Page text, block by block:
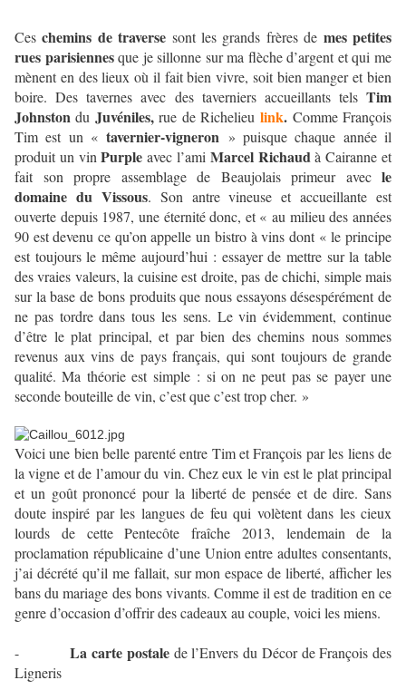
Ceschemins de traverse sont les grands frères de mes petites
rues parisiennesque je sillonne sur ma flèche d’argent et qui me
mènent en des lieux où il fait bien vivre, soit bien manger et bien
boire. Des tavernes avec des taverniers accueillants tels Tim
Johnston du Juvéniles,rue de Richelieulink. Comme François
Tim est un «tavernier-vigneron » puisque chaque année il
produit un vinPurple avec l’ami Marcel Richaud à Cairanne et
fait son propre assemblage de Beaujolais primeur avec le
domaine du Vissous. Son antre vineuse et accueillante est
ouverte depuis 1987, une éternité donc, et « au milieu des années
90 est devenu ce qu’on appelle un bistro à vins dont « le principe
est toujours le même aujourd’hui : essayer de mettre sur la table
des vraies valeurs, la cuisine est droite, pas de chichi, simple mais
sur la base de bons produits que nous essayons désespérément de
ne pas tordre dans tous les sens. Le vin évidemment, continue
d’être le plat principal, et par bien des chemins nous sommes
revenus aux vins de pays français, qui sont toujours de grande
qualité. Ma théorie est simple : si on ne peut pas se payer une
seconde bouteille de vin, c’est que c’est trop cher. »
Voici une bien belle parenté entre Tim et François par les liens de
la vigne et de l’amour du vin. Chez eux le vin est le plat principal
et un goût prononcé pour la liberté de pensée et de dire. Sans
doute inspiré par les langues de feu qui volètent dans les cieux
lourds de cette Pentecôte fraîche 2013, lendemain de la
proclamation républicaine d’une Union entre adultes consentants,
j’ai décrété qu’il me fallait, sur mon espace de liberté, afficher les
bans du mariage des bons vivants. Comme il est de tradition en ce
genre d’occasion d’offrir des cadeaux au couple, voici les miens.
-La carte postalede l’Envers du Décor de François des
Ligneris